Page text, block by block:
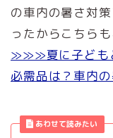
の車内の暑さ対
ったからこちらも
≫≫≫夏に子ども
必需品は？車内